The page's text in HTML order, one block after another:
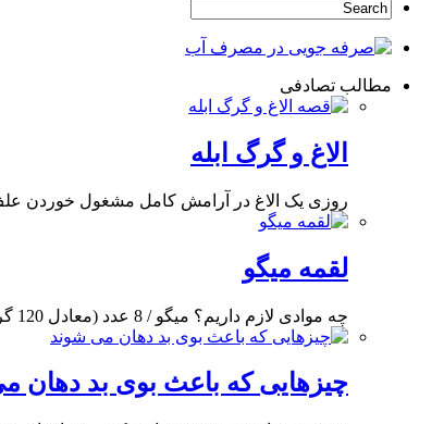
مطالب تصادفی
الاغ و گرگ ابله
روزی یک الاغ در آرامش کامل مشغول خوردن
لقمه میگو
چه موادی لازم داریم؟ میگو / 8 عدد (معادل 120 گرم) آب لیمو ترش / 1
چیزهایی که باعث بوی بد دهان